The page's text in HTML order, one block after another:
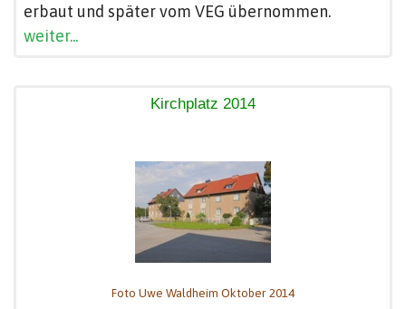
erbaut und später vom VEG übernommen.
weiter...
Kirchplatz 2014
Foto Uwe Waldheim Oktober 2014